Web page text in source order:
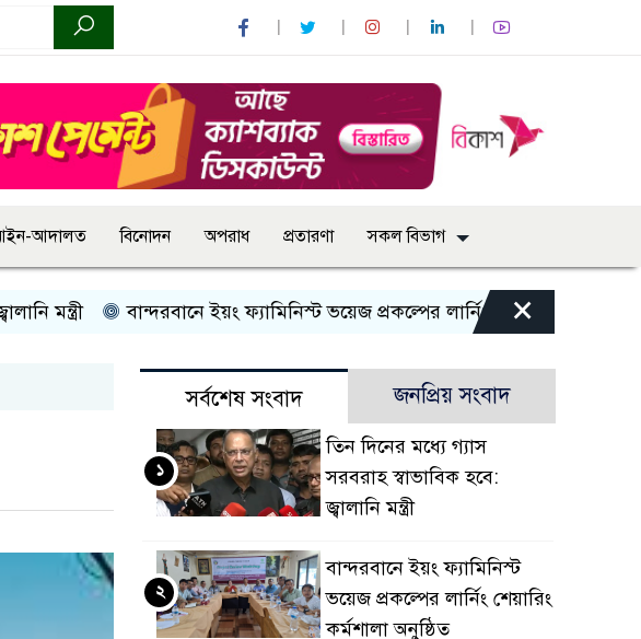
আদালত বিনোদন অপরাধ প্রতারণা সকল বিভাগ
বান্দরবানে ইয়ং ফ্যামিনিস্ট ভয়েজ প্রকল্পের লার্নিং শেয়ারিং কর্মশালা অনুষ্ঠিত
×
সর্বশেষ সংবাদ জনপ্রিয় সংবাদ
তিন দিনের মধ্যে গ্যাস
সরবরাহ স্বাভাবিক হবে:
জ্বালানি মন্ত্রী
১
বান্দরবানে ইয়ং ফ্যামিনিস্ট
ভয়েজ প্রকল্পের লার্নিং শেয়ারিং
কর্মশালা অনুষ্ঠিত
২